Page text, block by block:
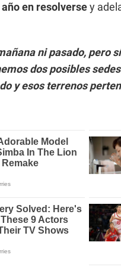
en resolversey
ni pasado, pero
dos posibles
y esos terrenos